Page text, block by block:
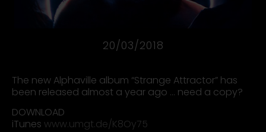
20/03/2018
The new Alphaville album “Strange Attractor” has
been released almost a year ago … need a copy?
DOWNLOAD
iTunes www.umgt.de/K8Oy75